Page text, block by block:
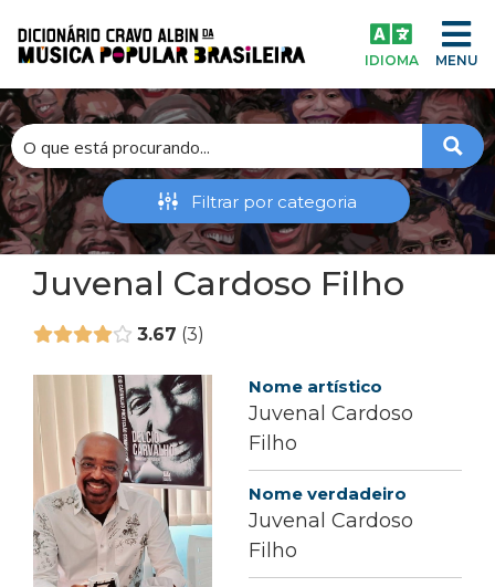
IDIOMA MENU
Juvenal Cardoso Filho
3.67 3
Nome artístico
Juvenal Cardoso
Filho
Nome verdadeiro
Juvenal Cardoso
Filho